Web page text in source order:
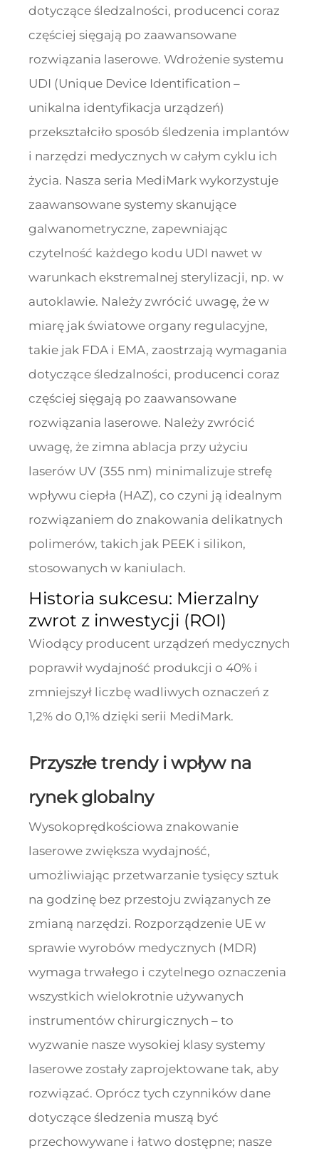
dotyczące śledzalności, producenci coraz
częściej sięgają po zaawansowane
rozwiązania laserowe. Wdrożenie systemu
UDI (Unique Device Identification –
unikalna identyfikacja urządzeń)
przekształciło sposób śledzenia implantów
i narzędzi medycznych w całym cyklu ich
życia. Nasza seria MediMark wykorzystuje
zaawansowane systemy skanujące
galwanometryczne, zapewniając
czytelność każdego kodu UDI nawet w
warunkach ekstremalnej sterylizacji, np. w
autoklawie. Należy zwrócić uwagę, że w
miarę jak światowe organy regulacyjne,
takie jak FDA i EMA, zaostrzają wymagania
dotyczące śledzalności, producenci coraz
częściej sięgają po zaawansowane
rozwiązania laserowe. Należy zwrócić
uwagę, że zimna ablacja przy użyciu
laserów UV (355 nm) minimalizuje strefę
wpływu ciepła (HAZ), co czyni ją idealnym
rozwiązaniem do znakowania delikatnych
polimerów, takich jak PEEK i silikon,
stosowanych w kaniulach.
Historia sukcesu: Mierzalny
zwrot z inwestycji (ROI)
Wiodący producent urządzeń medycznych
poprawił wydajność produkcji o 40% i
zmniejszył liczbę wadliwych oznaczeń z
1,2% do 0,1% dzięki serii MediMark.
Przyszłe trendy i wpływ na
rynek globalny
Wysokoprędkościowa znakowanie
laserowe zwiększa wydajność,
umożliwiając przetwarzanie tysięcy sztuk
na godzinę bez przestoju związanych ze
zmianą narzędzi. Rozporządzenie UE w
sprawie wyrobów medycznych (MDR)
wymaga trwałego i czytelnego oznaczenia
wszystkich wielokrotnie używanych
instrumentów chirurgicznych – to
wyzwanie nasze wysokiej klasy systemy
laserowe zostały zaprojektowane tak, aby
rozwiązać. Oprócz tych czynników dane
dotyczące śledzenia muszą być
przechowywane i łatwo dostępne; nasze